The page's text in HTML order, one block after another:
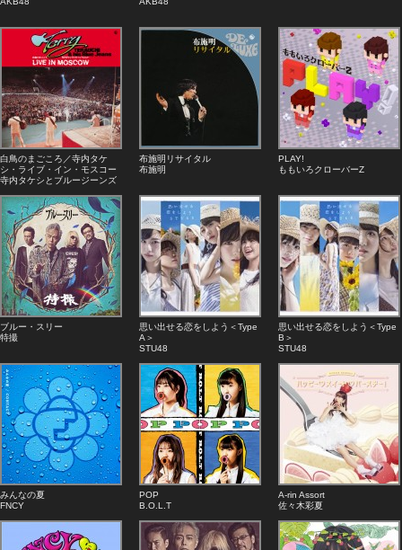
白鳥のまごころ／寺内タケ
シ・ライブ・イン・モスコー
寺内タケシとブルージーンズ
布施明リサイタル
布施明
PLAY!
ももいろクローバーZ
ブルー・スリー
特撮
思い出せる恋をしよう＜Type
A＞
STU48
思い出せる恋をしよう＜Type
B＞
STU48
みんなの夏
FNCY
POP
B.O.L.T
A-rin Assort
佐々木彩夏